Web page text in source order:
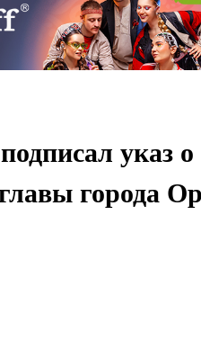
указ
города